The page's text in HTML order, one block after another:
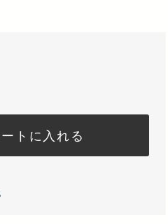
トに入れる